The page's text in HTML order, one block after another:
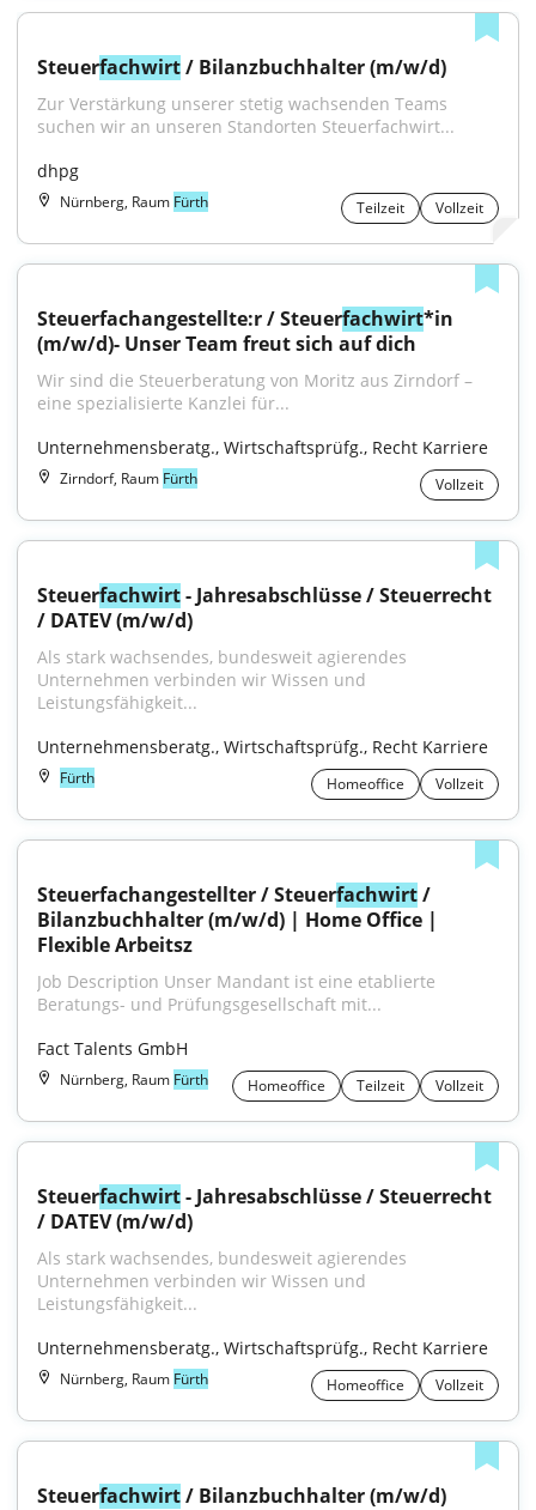
Steuerfachwirt / Bilanzbuchhalter (m/w/d)
Zur Verstärkung unserer stetig wachsenden Teams
suchen wir an unseren Standorten Steuerfachwirt...
dhpg
Nürnberg, Raum Fürth Teilzeit Vollzeit
Steuerfachangestellte:r / Steuerfachwirt*in
(m/w/d)- Unser Team freut sich auf dich
Wir sind die Steuerberatung von Moritz aus Zirndorf –
eine spezialisierte Kanzlei für...
Unternehmensberatg., Wirtschaftsprüfg., Recht Karriere
Zirndorf, Raum Fürth Vollzeit
Steuerfachwirt - Jahresabschlüsse / Steuerrecht
/ DATEV (m/w/d)
Als stark wachsendes, bundesweit agierendes
Unternehmen verbinden wir Wissen und
Leistungsfähigkeit...
Unternehmensberatg., Wirtschaftsprüfg., Recht Karriere
Fürth Homeoffice Vollzeit
Steuerfachangestellter / Steuerfachwirt /
Bilanzbuchhalter (m/w/d) | Home Office |
Flexible Arbeitsz
Job Description Unser Mandant ist eine etablierte
Beratungs- und Prüfungsgesellschaft mit...
Fact Talents GmbH
Nürnberg, Raum Fürth Homeoffice Teilzeit Vollzeit
Steuerfachwirt - Jahresabschlüsse / Steuerrecht
/ DATEV (m/w/d)
Als stark wachsendes, bundesweit agierendes
Unternehmen verbinden wir Wissen und
Leistungsfähigkeit...
Unternehmensberatg., Wirtschaftsprüfg., Recht Karriere
Nürnberg, Raum Fürth Homeoffice Vollzeit
Steuerfachwirt / Bilanzbuchhalter (m/w/d)